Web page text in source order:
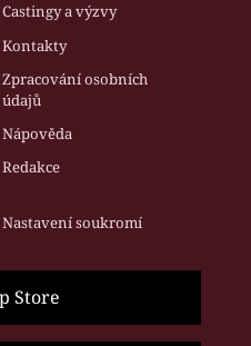
Castingy a výzvy
Kontakty
Zpracování osobních
údajů
Nápověda
Redakce
Nastavení soukromí
Store